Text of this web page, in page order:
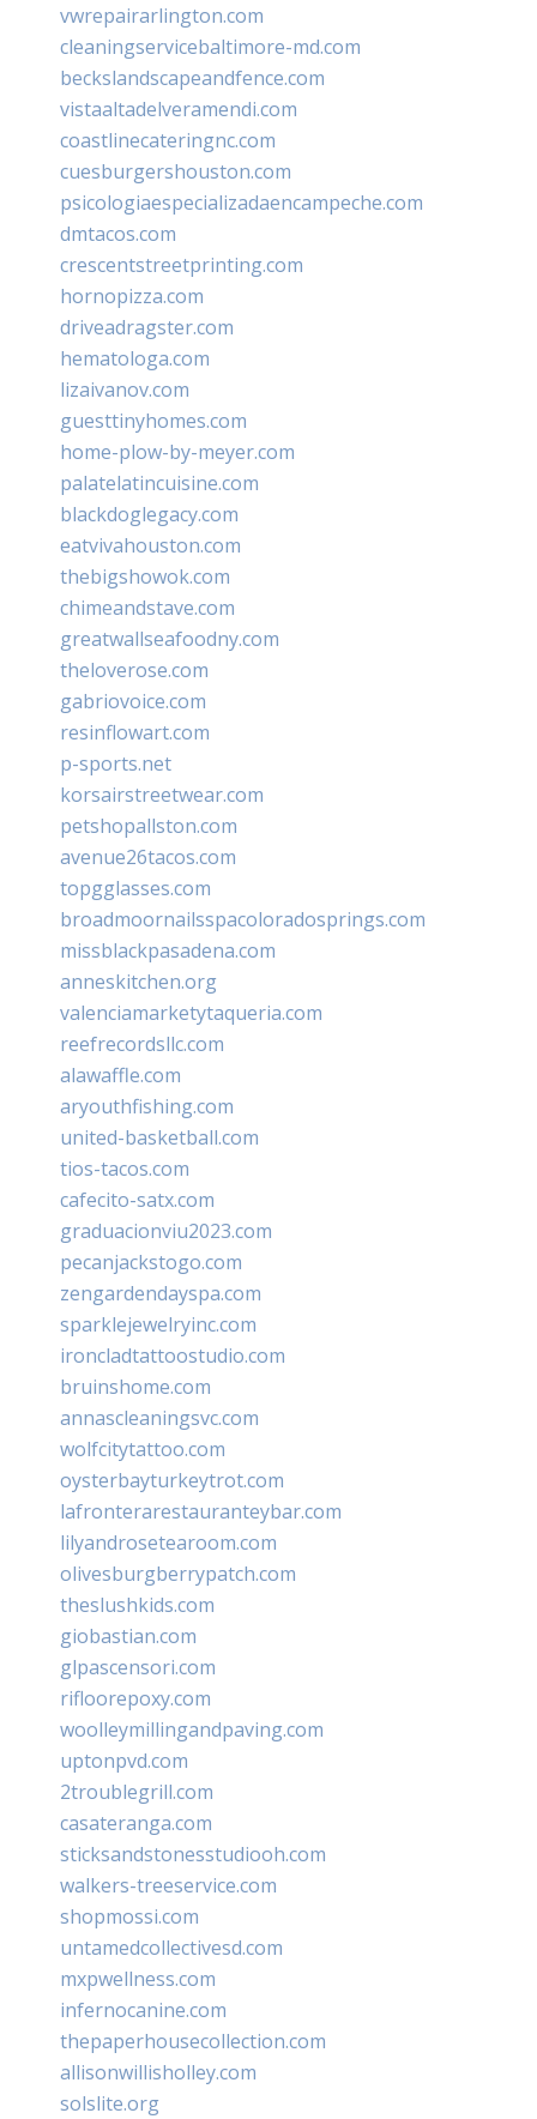
vwrepairarlington.com
cleaningservicebaltimore-md.com
beckslandscapeandfence.com
vistaaltadelveramendi.com
coastlinecateringnc.com
cuesburgershouston.com
psicologiaespecializadaencampeche.com
dmtacos.com
crescentstreetprinting.com
hornopizza.com
driveadragster.com
hematologa.com
lizaivanov.com
guesttinyhomes.com
home-plow-by-meyer.com
palatelatincuisine.com
blackdoglegacy.com
eatvivahouston.com
thebigshowok.com
chimeandstave.com
greatwallseafoodny.com
theloverose.com
gabriovoice.com
resinflowart.com
p-sports.net
korsairstreetwear.com
petshopallston.com
avenue26tacos.com
topgglasses.com
broadmoornailsspacoloradosprings.com
missblackpasadena.com
anneskitchen.org
valenciamarketytaqueria.com
reefrecordsllc.com
alawaffle.com
aryouthfishing.com
united-basketball.com
tios-tacos.com
cafecito-satx.com
graduacionviu2023.com
pecanjackstogo.com
zengardendayspa.com
sparklejewelryinc.com
ironcladtattoostudio.com
bruinshome.com
annascleaningsvc.com
wolfcitytattoo.com
oysterbayturkeytrot.com
lafronterarestauranteybar.com
lilyandrosetearoom.com
olivesburgberrypatch.com
theslushkids.com
giobastian.com
glpascensori.com
rifloorepoxy.com
woolleymillingandpaving.com
uptonpvd.com
2troublegrill.com
casateranga.com
sticksandstonesstudiooh.com
walkers-treeservice.com
shopmossi.com
untamedcollectivesd.com
mxpwellness.com
infernocanine.com
thepaperhousecollection.com
allisonwillisholley.com
solslite.org